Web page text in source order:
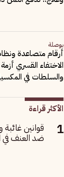
بوصلة
أرقام متصاعدة
الاختفاء القسري
والسلطات في
الأكثر قراءة
قوانين
ضد العنف في